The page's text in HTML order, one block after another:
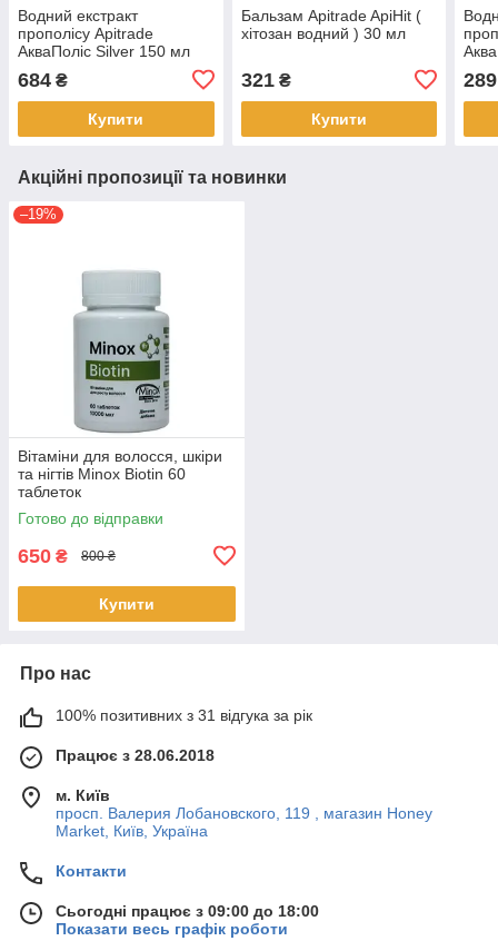
Водний екстракт
прополісу Apitrade
АкваПоліс Silver 150 мл
684 ₴
Купити
Бальзам Apitrade ApiHit (
хітозан водний ) 30 мл
321₴
Купити
289
Акційні пропозиції та новинки
–19%
Вітаміни для волосся, шкіри
та нігтів Minox Biotin 60
таблеток
Готово до відправки
650 ₴ 800 ₴
Купити
Про нас
100% позитивних з 31 відгука за рік
Працює з 28.06.2018
м. Київ
просп. Валерия Лобановского, 119 , магазин Honey
Market, Київ, Україна
Контакти
Сьогодні працює з 09:00 до 18:00
Показати весь графік роботи